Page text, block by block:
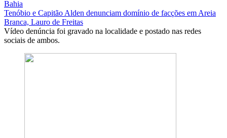
Bahia
Tenóbio e Capitão Alden denunciam domínio de facções em Areia
Branca, Lauro de Freitas
Vídeo denúncia foi gravado na localidade e postado nas redes
sociais de ambos.